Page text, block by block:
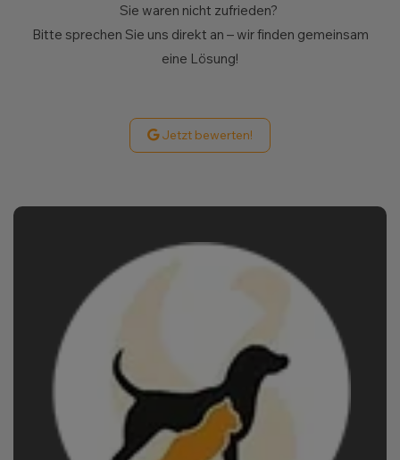
Sie waren nicht zufrieden?
Bitte sprechen Sie uns direkt an – wir finden gemeinsam
eine Lösung!
Jetzt bewerten!